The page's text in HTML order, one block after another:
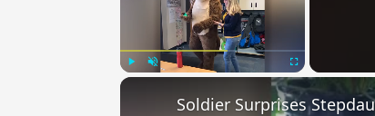
Fullscreen